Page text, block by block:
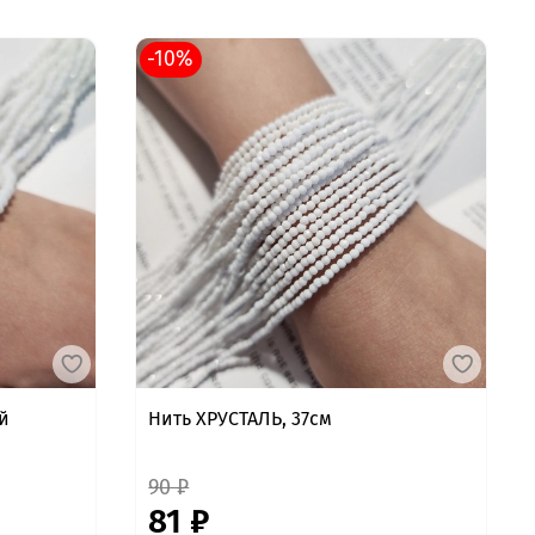
-10%
Нить ХРУСТАЛЬ, 37см
90 ₽
81 ₽